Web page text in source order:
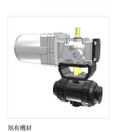
旭有機材